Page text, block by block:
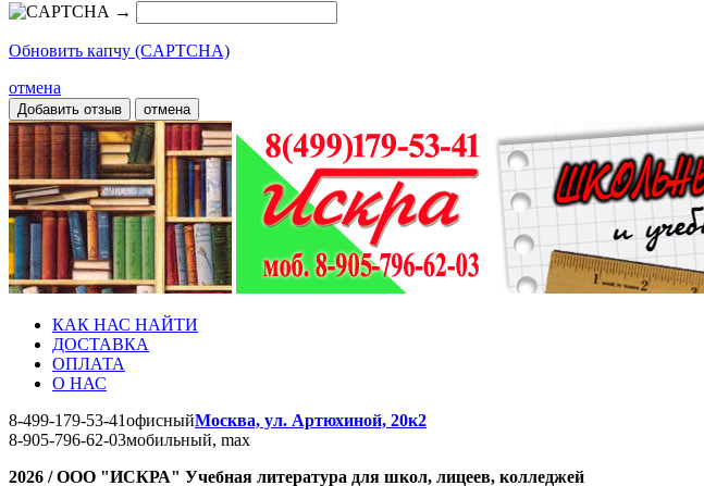
→
Обновить капчу (CAPTCHA)
отмена
отмена
КАК НАС НАЙТИ
ДОСТАВКА
ОПЛАТА
О НАС
8-499-179-53-41офисныйМосква, ул. Артюхиной, 20к2
8-905-796-62-03мобильный, max
2026 / ООО "ИСКРА" Учебная литература для школ, лицеев, колледжей